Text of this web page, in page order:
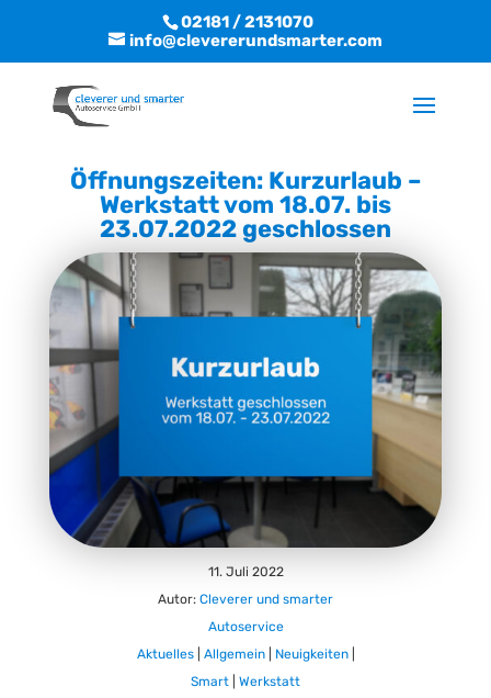
02181 / 2131070
info@clevererundsmarter.com
Öffnungszeiten: Kurzurlaub –
Werkstatt vom 18.07. bis
23.07.2022 geschlossen
11. Juli 2022
Autor: Cleverer und smarter
Autoservice
Aktuelles| Allgemein| Neuigkeiten|
Smart
Werkstatt